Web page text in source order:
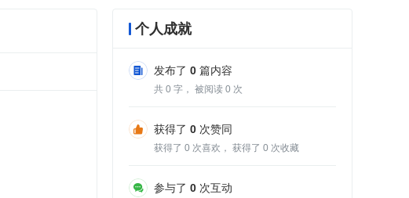
个人成就
发布了 0 篇内容
共 0 字， 被阅读 0 次
获得了 0 次赞同
获得了 0 次喜欢， 获得了 0 次收藏
参与了 0 次互动